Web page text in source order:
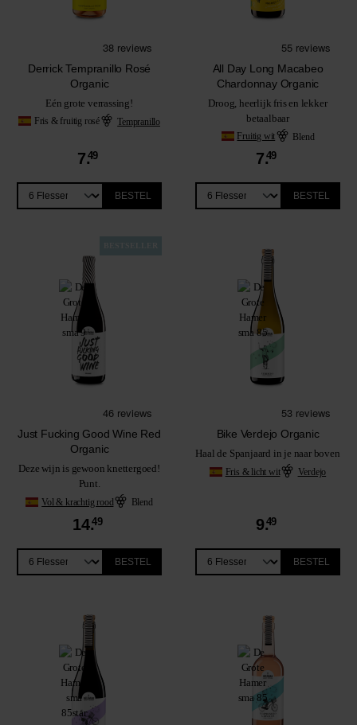
Derrick Tempranillo Rosé
Organic
Eén grote verrassing!
Fris & fruitig rosé Tempranillo
7.49
BESTEL
All Day Long Macabeo
Chardonnay Organic
Droog, heerlijk fris en lekker
betaalbaar
Fruitig wit Blend
7.49
BESTEL
Just Fucking Good Wine Red
Organic
Deze wijn is gewoon knettergoed!
Punt.
Vol & krachtig rood Blend
14.49
BESTEL
Bike Verdejo Organic
Haal de Spanjaard in je naar boven
Fris & licht wit Verdejo
9.49
BESTEL